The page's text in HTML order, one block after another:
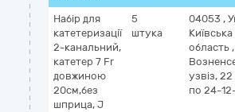
Набір для
катетеризації
2-канальний,
катетер 7 Fr
довжиною
20cм,без
шприца, J
5
штука
04053 ,
Київська
область ,
узвіз, 22
по 24-